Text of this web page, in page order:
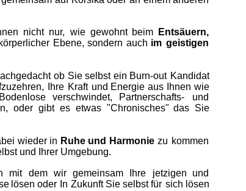
nicht nur, wie gewohnt beim
Entsäuern,
Ebene, sondern auch im geistigen
ob Sie selbst ein Burn-out Kandidat
Ihre Kraft und Energie aus Ihnen wie
verschwindet, Partnerschafts-
und
oder gibt es etwas "Chronisches" das Sie
wieder in Ruhe und Harmonie zu kommen
und Ihrer Umgebung.
mit dem wir gemeinsam Ihre jetzigen und
lösen oder In Zukunft Sie selbst für sich lösen